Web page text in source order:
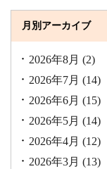
月別アーカイブ
2026年8月 (2)
2026年7月 (14)
2026年6月 (15)
2026年5月 (14)
2026年4月 (12)
2026年3月 (13)